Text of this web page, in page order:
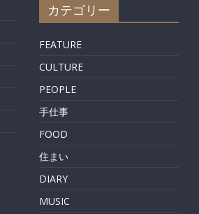
カテゴリー
FEATURE
CULTURE
PEOPLE
手仕事
FOOD
住まい
DIARY
MUSIC